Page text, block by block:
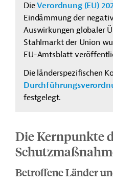
DieVerordnung (EU)
Eindämmung der
Auswirkungen globaler
Stahlmarkt der Union
EU-Amtsblatt
Die länderspezifischen
festgelegt.
Die Kernpunkte
Betroffene Länder